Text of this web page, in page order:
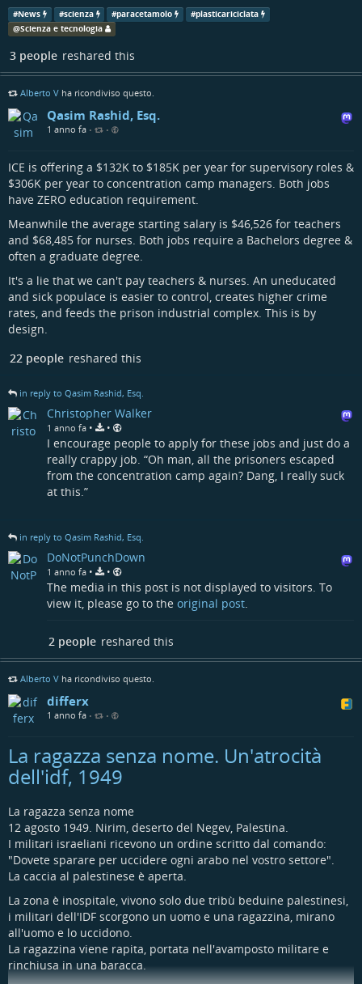
Paracetamolo dalla plastica riciclata: la nuova frontiera della
farmaceutica sostenibile | Una nuova scoperta promette di trasformare
i rifiuti in farmaci, aprendo le porte a un futuro più sostenibile.
Marco Inchingoli (Focustech)
#News #scienza #paracetamolo #plasticariciclata
@Scienza e tecnologia
3 people reshared this
Alberto V ha ricondiviso questo.
Qasim Rashid, Esq.
1 anno fa • •
ICE is offering a $132K to $185K per year for supervisory roles &
$306K per year to concentration camp managers. Both jobs
have ZERO education requirement.
Meanwhile the average starting salary is $46,526 for teachers
and $68,485 for nurses. Both jobs require a Bachelors degree &
often a graduate degree.
It's a lie that we can't pay teachers & nurses. An uneducated
and sick populace is easier to control, creates higher crime
rates, and feeds the prison industrial complex. This is by
design.
22 people reshared this
in reply to Qasim Rashid, Esq.
Christopher Walker
1 anno fa • •
I encourage people to apply for these jobs and just do a
really crappy job. “Oh man, all the prisoners escaped
from the concentration camp again? Dang, I really suck
at this.”
in reply to Qasim Rashid, Esq.
DoNotPunchDown
1 anno fa • •
The media in this post is not displayed to visitors. To
view it, please go to the original post.
2 people reshared this
Alberto V ha ricondiviso questo.
differx
1 anno fa • •
La ragazza senza nome. Un'atrocità
dell'idf, 1949
La ragazza senza nome
12 agosto 1949. Nirim, deserto del Negev, Palestina.
I militari israeliani ricevono un ordine scritto dal comando:
"Dovete sparare per uccidere ogni arabo nel vostro settore".
La caccia al palestinese è aperta.
La zona è inospitale, vivono solo due tribù beduine palestinesi,
i militari dell'IDF scorgono un uomo e una ragazzina, mirano
all'uomo e lo uccidono.
La ragazzina viene rapita, portata nell'avamposto militare e
rinchiusa in una baracca.